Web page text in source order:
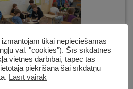
tikai nepieciešamās
val. "cookies"). Šīs sīkdatnes
vietnes darbībai, tāpēc tās
piekrišana šai sīkdatņu
Lasīt vairāk